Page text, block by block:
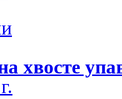
хвосте